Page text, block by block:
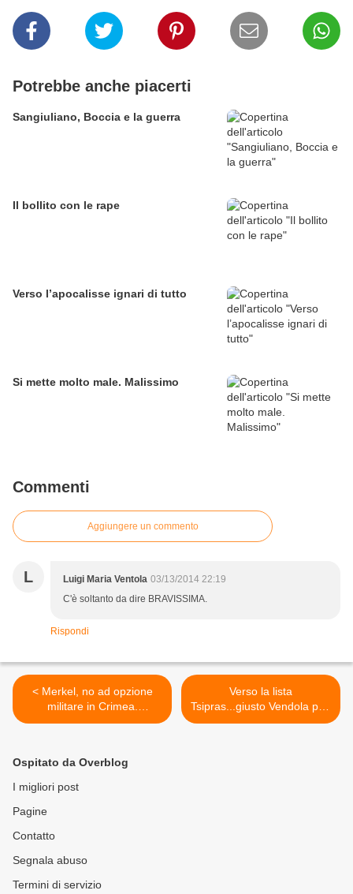
Potrebbe anche piacerti
Sangiuliano, Boccia e la guerra
Il bollito con le rape
Verso l’apocalisse ignari di tutto
Si mette molto male. Malissimo
Commenti
Aggiungere un commento
L Luigi Maria Ventola 03/13/2014 22:19
C'è soltanto da dire BRAVISSIMA.
Rispondi
< Merkel, no ad opzione
militare in Crimea.
Dempsey la gela...
Verso la lista
Tsipras...giusto Vendola può
vendere questa merce >
Ospitato da Overblog
I migliori post
Pagine
Contatto
Segnala abuso
Termini di servizio